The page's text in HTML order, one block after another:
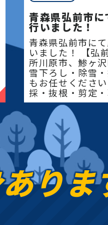
青森県弘前市
行いました！
青森県弘前市に
いました！ 【弘
所川原市、鯵ヶ
雪下ろし・除雪
もお任せくださ
採・抜根・剪定
庭のこと、造園・
りま